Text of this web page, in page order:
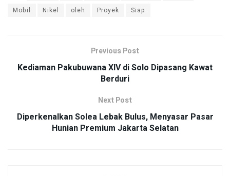
Mobil
Nikel oleh Proyek Siap
Previous Post
Kediaman Pakubuwana XIV di Solo Dipasang Kawat
Berduri
Next Post
Diperkenalkan Solea Lebak Bulus, Menyasar Pasar
Hunian Premium Jakarta Selatan